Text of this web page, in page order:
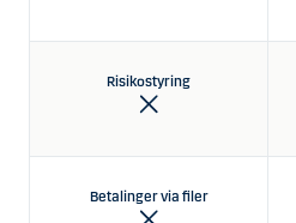
Risikostyring
Betalinger via filer